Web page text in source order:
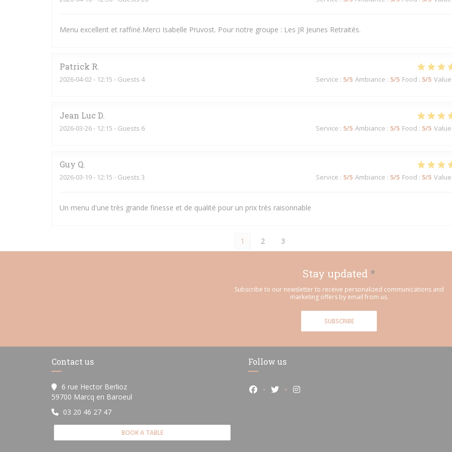
Menu excellent et raffiné.Merci Isabelle Pruvost. Pour notre groupe : Les JR Jeunes Retraités.
Patrick R
2026-04-02 - 12:15 - Guests 4 Service : 5/5 Ambiance : 5/5 Food : 5/5 Value
Jean Luc D
2026-03-26- 12:15 - Guests 6 Service : 5/5 Ambiance : 5/5 Food : 5/5 Value
Guy Q
2026-03-19- 12:15 - Guests 3 Service : 5/5 Ambiance : 5/5 Food : 5/5 Value
Un menu d'une très grande finesse et de qualité pour un prix très raisonnable
1 2 3
Stay updated *
Subscribe to our newsletter to receive personalized communications and
marketing offers by email from us.
SUBSCRIBE
Contact us
6 rue Hector Berlioz
59700 Marcq en Baroeul
03 20 46 27 47
BOOK A TABLE
Follow us
Facebook ((opens in a new window))
Twitter ((opens in a new window))
Instagram ((opens in a new window))